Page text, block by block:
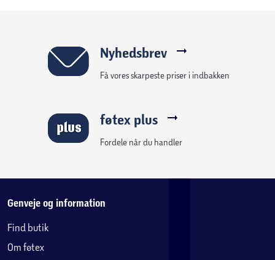
Nyhedsbrev
Få vores skarpeste priser i indbakken
føtex plus
Fordele når du handler
Genveje og information
Find butik
Om føtex